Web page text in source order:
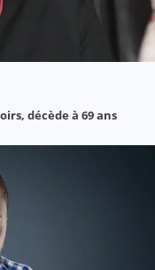
décède à 69 ans